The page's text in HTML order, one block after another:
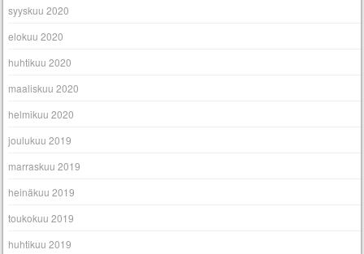
syyskuu 2020
elokuu 2020
huhtikuu 2020
maaliskuu 2020
helmikuu 2020
joulukuu 2019
marraskuu 2019
heinäkuu 2019
toukokuu 2019
huhtikuu 2019